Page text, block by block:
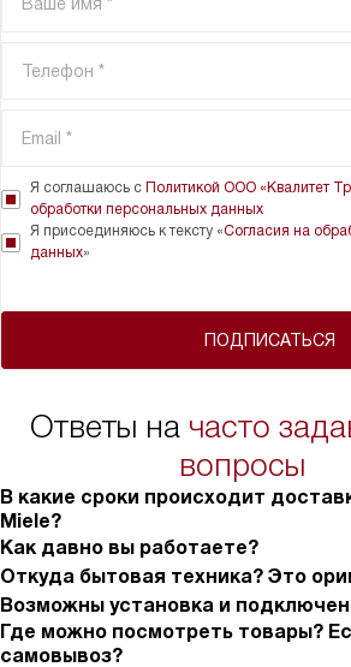
ПОДПИСАТЬСЯ
Я соглашаюсь с Политикой ООО «Квалитет
обработки персональных данных
Я присоединяюсь к тексту «Согласия на
данных»
Ответы на часто
вопросы
В какие сроки происходит
Miele?
Как давно вы работаете?
Откуда бытовая техника? Это
Возможны установка и
Где можно посмотреть товары?
самовывоз?